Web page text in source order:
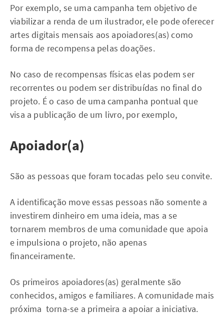
Por exemplo, se uma campanha tem objetivo de
viabilizar a renda de um ilustrador, ele pode oferecer
artes digitais mensais aos apoiadores(as) como
forma de recompensa pelas doações.
No caso de recompensas físicas elas podem ser
recorrentes ou podem ser distribuídas no final do
projeto. É o caso de uma campanha pontual que
visa a publicação de um livro, por exemplo,
Apoiador(a)
São as pessoas que foram tocadas pelo seu convite.
A identificação move essas pessoas não somente a
investirem dinheiro em uma ideia, mas a se
tornarem membros de uma comunidade que apoia
e impulsiona o projeto, não apenas
financeiramente.
Os primeiros apoiadores(as) geralmente são
conhecidos, amigos e familiares. A comunidade mais
próxima torna-se a primeira a apoiar a iniciativa.